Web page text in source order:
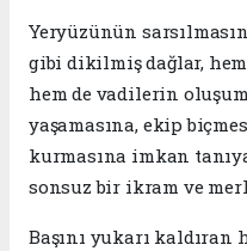
​​Yeryüzünün
gibi dikilmiş dağlar,
hem de vadilerin
yaşamasına, ekip
kurmasına imkan
sonsuz bir ikram ve
Başını yukarı